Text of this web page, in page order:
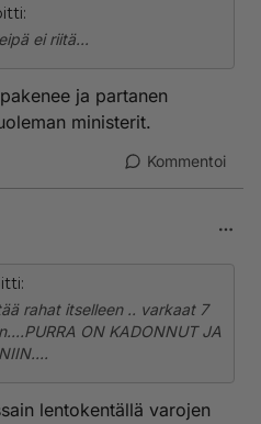
ei riitä...
ja partanen
ministerit.
Kommentoi
rahat itselleen .. varkaat 7
ON KADONNUT JA
lentokentällä varojen